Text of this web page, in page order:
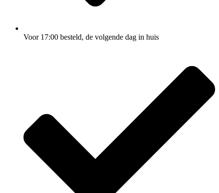
Voor 17:00 besteld, de volgende dag in huis